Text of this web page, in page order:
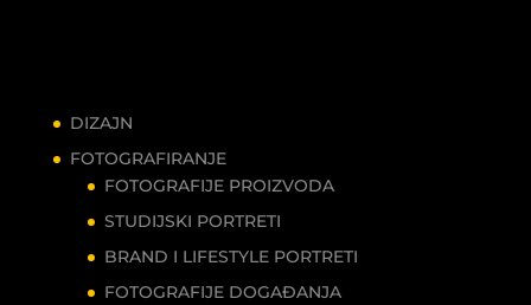
DIZAJN
FOTOGRAFIRANJE
FOTOGRAFIJE PROIZVODA
STUDIJSKI PORTRETI
BRAND I LIFESTYLE PORTRETI
FOTOGRAFIJE DOGAĐANJA